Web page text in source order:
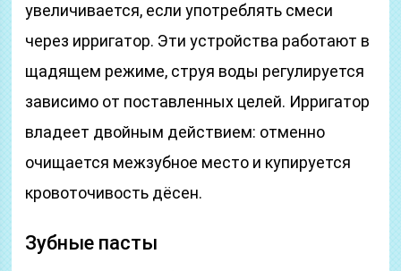
увеличивается, если употреблять смеси
через ирригатор. Эти устройства работают в
щадящем режиме, струя воды регулируется
зависимо от поставленных целей. Ирригатор
владеет двойным действием: отменно
очищается межзубное место и купируется
кровоточивость дёсен.
Зубные пасты